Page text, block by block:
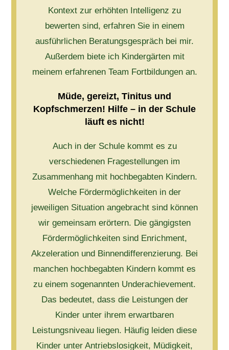
Kontext zur erhöhten Intelligenz zu
bewerten sind, erfahren Sie in einem
ausführlichen Beratungsgespräch bei mir.
Außerdem biete ich Kindergärten mit
meinem erfahrenen Team Fortbildungen an.
Müde, gereizt, Tinitus und
Kopfschmerzen! Hilfe – in der Schule
läuft es nicht!
Auch in der Schule kommt es zu
verschiedenen Fragestellungen im
Zusammenhang mit hochbegabten Kindern.
Welche Fördermöglichkeiten in der
jeweiligen Situation angebracht sind können
wir gemeinsam erörtern. Die gängigsten
Fördermöglichkeiten sind Enrichment,
Akzeleration und Binnendifferenzierung. Bei
manchen hochbegabten Kindern kommt es
zu einem sogenannten Underachievement.
Das bedeutet, dass die Leistungen der
Kinder unter ihrem erwartbaren
Leistungsniveau liegen. Häufig leiden diese
Kinder unter Antriebslosigkeit, Müdigkeit,